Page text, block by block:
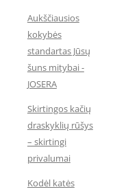
Aukščiausios
kokybės
standartas Jūsų
šuns mitybai -
JOSERA
Skirtingos kačių
draskyklių rūšys
– skirtingi
privalumai
Kodėl katės